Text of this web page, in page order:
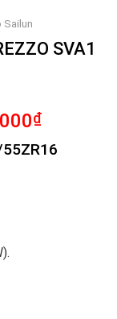
Sailun
SVA1
₫Giá
hiện
tại